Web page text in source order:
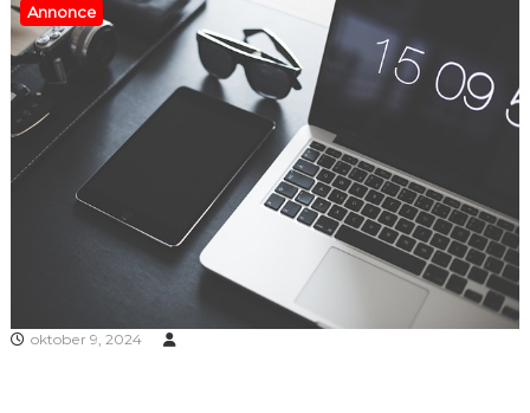
Annonce
oktober 9, 2024